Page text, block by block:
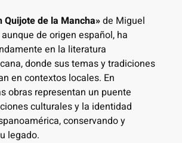
Quijote de la Mancha»de Miguel
de origen español, ha
en la literatura
donde sus temas y tradiciones
en contextos locales. En
obras representan un puente
culturales y la identidad
conservando y
legado.